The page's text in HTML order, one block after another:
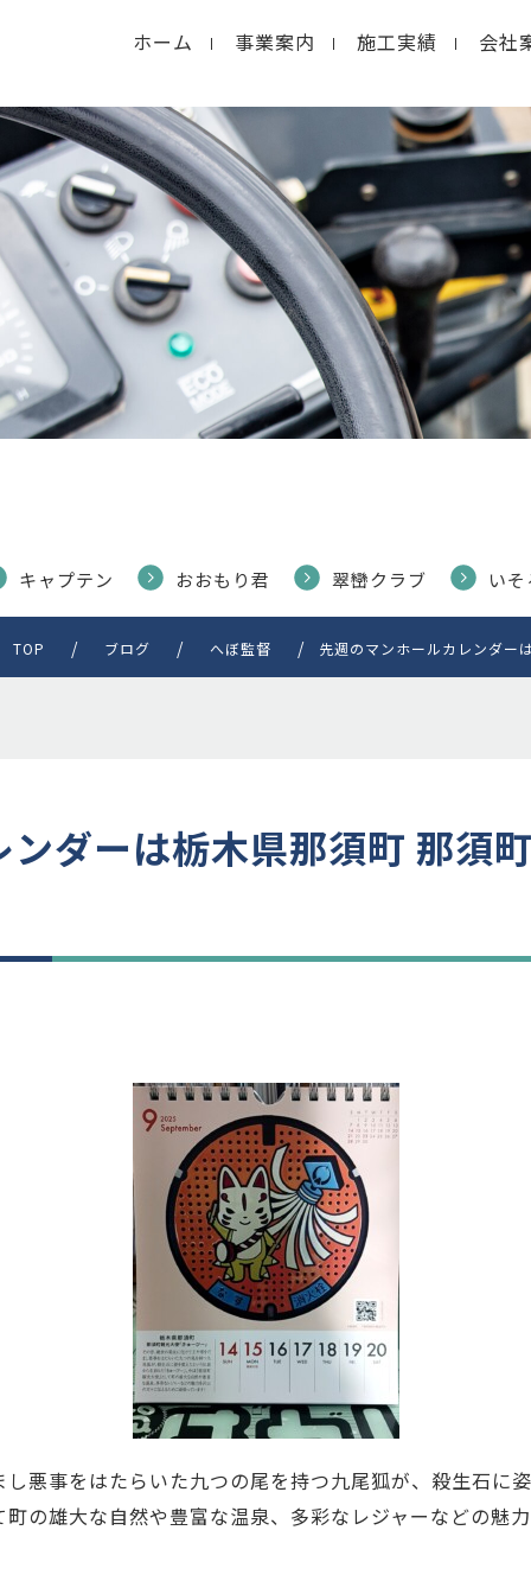
ホーム 事業案内 施工実績 会社
/home/macolab2/inouedoro.co.jp/public_html/
on line14
キャプテン おおもり君 翠巒クラブ いそ
TOP ブログ へぼ監督 先週のマンホールカレンダー
ダーは栃木県那須町 那須
悪事をはたらいた九つの尾を持つ九尾狐が、殺生石に
の雄大な自然や豊富な温泉、多彩なレジャーなどの魅